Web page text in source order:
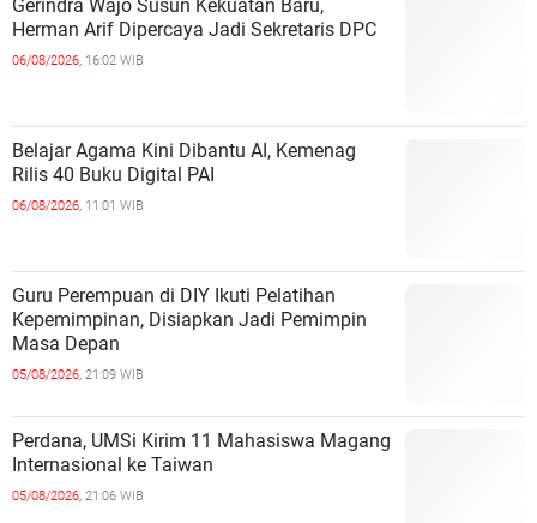
Gerindra Wajo Susun Kekuatan Baru,
Herman Arif Dipercaya Jadi Sekretaris DPC
06/08/2026, 16:02 WIB
Belajar Agama Kini Dibantu AI, Kemenag
Rilis 40 Buku Digital PAI
06/08/2026, 11:01 WIB
Guru Perempuan di DIY Ikuti Pelatihan
Kepemimpinan, Disiapkan Jadi Pemimpin
Masa Depan
05/08/2026, 21:09 WIB
Perdana, UMSi Kirim 11 Mahasiswa Magang
Internasional ke Taiwan
05/08/2026, 21:06 WIB